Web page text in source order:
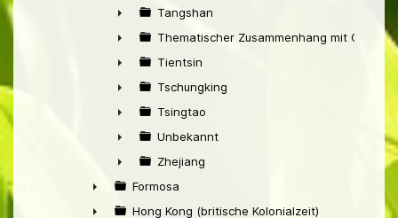
►
►
Tangshan
►
Thematischer Zusammenhang mit China
►
Tientsin
►
Tschungking
►
Tsingtao
►
Unbekannt
►
Zhejiang
►
Formosa
Hong Kong (britische Kolonialzeit)